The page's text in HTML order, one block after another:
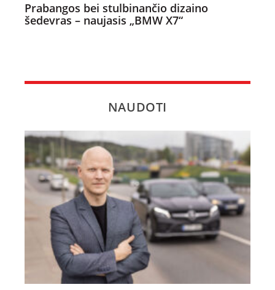
Prabangos bei stulbinančio dizaino
šedevras – naujasis „BMW X7“
NAUDOTI